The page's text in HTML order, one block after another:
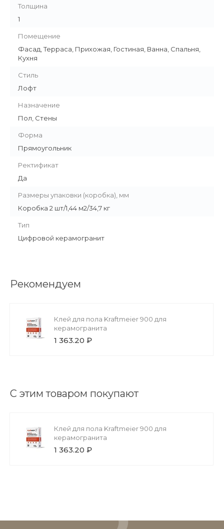
Толщина
1
Помещение
Фасад, Терраса, Прихожая, Гостиная, Ванна, Спальня,
Кухня
Стиль
Лофт
Назначение
Пол, Стены
Форма
Прямоугольник
Ректификат
Да
Размеры упаковки (коробка), мм
Коробка 2 шт/1,44 м2/34,7 кг
Тип
Цифровой керамогранит
Рекомендуем
Клей для пола Kraftmeier 900 для
керамогранита
1 363.20 ₽
С этим товаром покупают
Клей для пола Kraftmeier 900 для
керамогранита
1 363.20 ₽